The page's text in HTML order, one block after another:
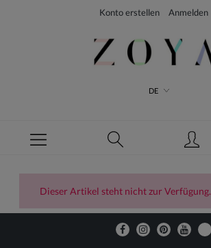
Konto erstellen Anmelden
DE
Dieser Artikel steht nicht zur Verfügung.